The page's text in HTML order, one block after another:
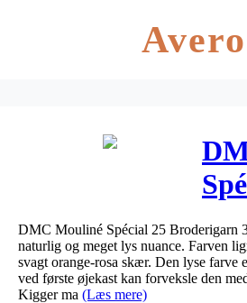
DMC Mouliné Spécial 25 Broderigarn
naturlig og meget lys nuance. Farven
svagt orange-rosa skær. Den lyse farve
ved første øjekast kan forveksle den
Kigger ma (Læs mere)